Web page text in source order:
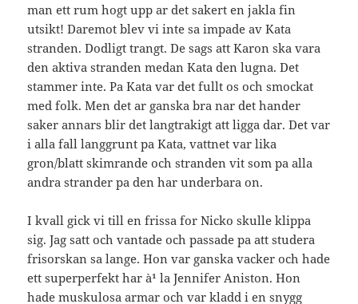
man ett rum hogt upp ar det sakert en jakla fin
utsikt! Daremot blev vi inte sa impade av Kata
stranden. Dodligt trangt. De sags att Karon ska vara
den aktiva stranden medan Kata den lugna. Det
stammer inte. Pa Kata var det fullt os och smockat
med folk. Men det ar ganska bra nar det hander
saker annars blir det langtrakigt att ligga dar. Det var
i alla fall langgrunt pa Kata, vattnet var lika
gron/blatt skimrande och stranden vit som pa alla
andra strander pa den har underbara on.
I kvall gick vi till en frissa for Nicko skulle klippa
sig. Jag satt och vantade och passade pa att studera
frisorskan sa lange. Hon var ganska vacker och hade
ett superperfekt har à¹ la Jennifer Aniston. Hon
hade muskulosa armar och var kladd i en snygg